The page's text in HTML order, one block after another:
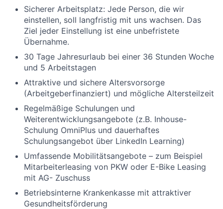
Sicherer Arbeitsplatz: Jede Person, die wir
einstellen, soll langfristig mit uns wachsen. Das
Ziel jeder Einstellung ist eine unbefristete
Übernahme.
30 Tage Jahresurlaub bei einer 36 Stunden Woche
und 5 Arbeitstagen
Attraktive und sichere Altersvorsorge
(Arbeitgeberfinanziert) und mögliche Altersteilzeit
Regelmäßige Schulungen und
Weiterentwicklungsangebote (z.B. Inhouse-
Schulung OmniPlus und dauerhaftes
Schulungsangebot über LinkedIn Learning)
Umfassende Mobilitätsangebote – zum Beispiel
Mitarbeiterleasing von PKW oder E-Bike Leasing
mit AG- Zuschuss
Betriebsinterne Krankenkasse mit attraktiver
Gesundheitsförderung